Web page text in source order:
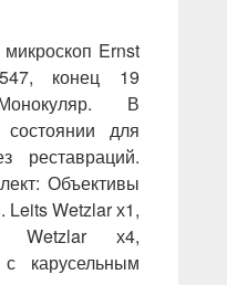
Ernst
конец 19
В
для
реставраций.
Объективы
Leits Wetzlar х1,
Wetzlar х4,
карусельным